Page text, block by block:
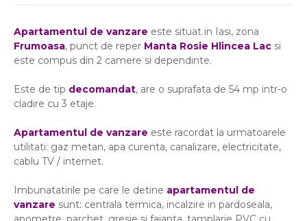
Apartamentul de vanzare este situat in Iasi, zona
Frumoasa, punct de reper Manta Rosie Hlincea Lac si
este compus din 2 camere si dependinte.
Este de tip decomandat, are o suprafata de 54 mp intr-o
cladire cu 3 etaje.
Apartamentul de vanzare este racordat la urmatoarele
utilitati: gaz metan, apa curenta, canalizare, electricitate,
cablu TV / internet.
Imbunatatirile pe care le detine apartamentul de
vanzare sunt: centrala termica, incalzire in pardoseala,